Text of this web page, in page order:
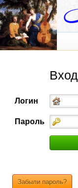
Вход
Логин
Пароль
Забыли пароль?